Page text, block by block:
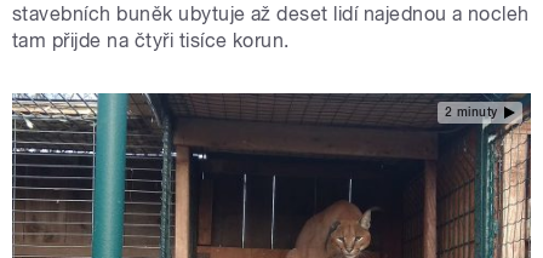
stavebních buněk ubytuje až deset lidí najednou a nocleh
tam přijde na čtyři tisíce korun.
2 minuty